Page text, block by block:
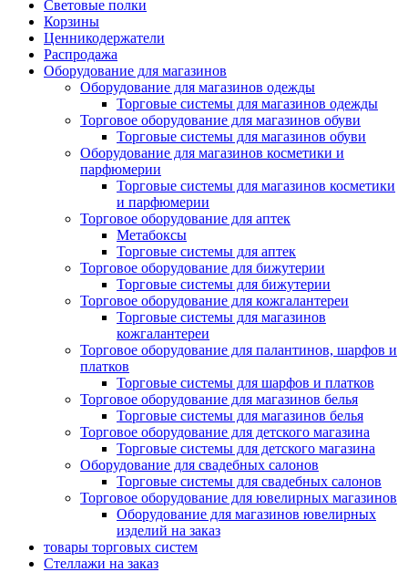
Световые полки
Корзины
Ценникодержатели
Распродажа
Оборудование для магазинов
Оборудование для магазинов одежды
Торговые системы для магазинов одежды
Торговое оборудование для магазинов обуви
Торговые системы для магазинов обуви
Оборудование для магазинов косметики и
парфюмерии
Торговые системы для магазинов косметики
и парфюмерии
Торговое оборудование для аптек
Метабоксы
Торговые системы для аптек
Торговое оборудование для бижутерии
Торговые системы для бижутерии
Торговое оборудование для кожгалантереи
Торговые системы для магазинов
кожгалантереи
Торговое оборудование для палантинов, шарфов и
платков
Торговые системы для шарфов и платков
Торговое оборудование для магазинов белья
Торговые системы для магазинов белья
Торговое оборудование для детского магазина
Торговые системы для детского магазина
Оборудование для свадебных салонов
Торговые системы для свадебных салонов
Торговое оборудование для ювелирных магазинов
Оборудование для магазинов ювелирных
изделий на заказ
товары торговых систем
Стеллажи на заказ